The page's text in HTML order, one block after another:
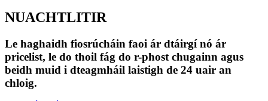
NUACHTLITIR
Le haghaidh fiosrúcháin faoi ár dtáirgí nó ár
pricelist, le do thoil fág do r-phost chugainn agus
beidh muid i dteagmháil laistigh de 24 uair an
chloig.